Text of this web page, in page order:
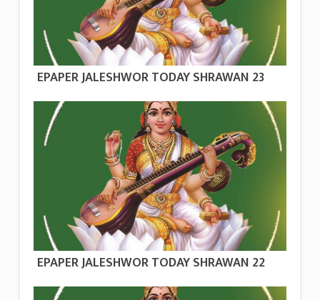
EPAPER JALESHWOR TODAY SHRAWAN 23
EPAPER JALESHWOR TODAY SHRAWAN 22